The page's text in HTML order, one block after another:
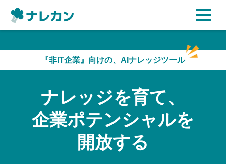
AI機能
ご利用企業様の声
セキュリティ
『非IT企業』向けの、AIナレッジツール
ナレッジを育て、
企業ポテンシャルを
開放する